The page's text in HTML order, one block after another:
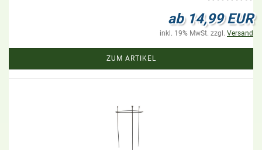
ab 14,99 EUR
inkl. 19% MwSt. zzgl. Versand
ZUM ARTIKEL